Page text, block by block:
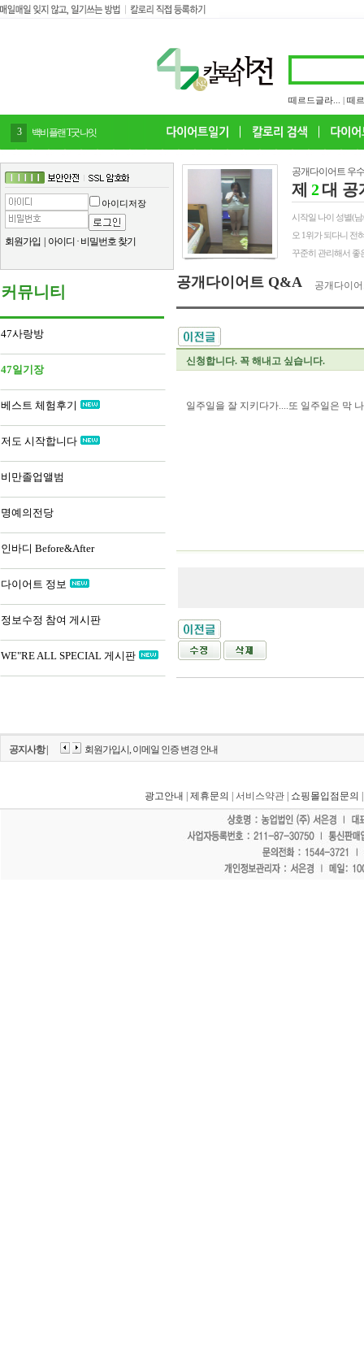
떼르드글라... 떼
4 감말랭이
아이디저장
회원가입 아이디 · 비밀번호 찾기
커뮤니티
47사랑방
47일기장
베스트 체험후기
저도 시작합니다
비만졸업앨범
명예의전당
인바디 Before&After
다이어트 정보
정보수정 참여 게시판
WE"RE ALL SPECIAL 게시판
공개다이어트 우
제 2대 공
시작일 나이 성별(남
오 1위가 되다니 전
꾸준히 관리해서 좋
공개다이어트 Q&A 공개다이
신청합니다. 꼭 해내고 싶습니다.
일주일을 잘 지키다가....또 일주일은 막
공지사항 | 회원가입시, 이메일 인증 변경 안내
광고안내 제휴문의 | 서비스약관 | 쇼핑몰입점문의
"홈페이지 모든 게시물에